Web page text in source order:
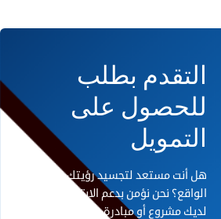
التقدم بطلب
للحصول على
التمويل
هل أنت مستعد لتجسيد رؤيتك على أرض
الواقع؟ نحن نؤمن بدعم الابتكار. إذا كان
لديك مشروع أو مبادرة رائدة تحتاج إلى